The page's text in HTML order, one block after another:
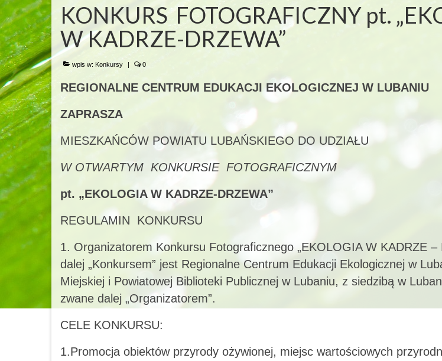
KONKURS FOTOGRAFICZNY pt.
W KADRZE-DRZEWA”
wpis w: Konkursy | 0
REGIONALNE CENTRUM EDUKACJI EKOLOGICZNEJ W LUBANIU
ZAPRASZA
MIESZKAŃCÓW POWIATU LUBAŃSKIEGO DO UDZIAŁU
W OTWARTYM KONKURSIE FOTOGRAFICZNYM
pt. „EKOLOGIA W KADRZE-DRZEWA”
REGULAMIN KONKURSU
1. Organizatorem Konkursu Fotograficznego „EKOLOGIA W KADRZE –
dalej „Konkursem” jest Regionalne Centrum Edukacji Ekologicznej w
Miejskiej i Powiatowej Biblioteki Publicznej w Lubaniu, z siedzibą w
zwane dalej „Organizatorem”.
CELE KONKURSU:
1.Promocja obiektów przyrody ożywionej, miejsc wartościowych